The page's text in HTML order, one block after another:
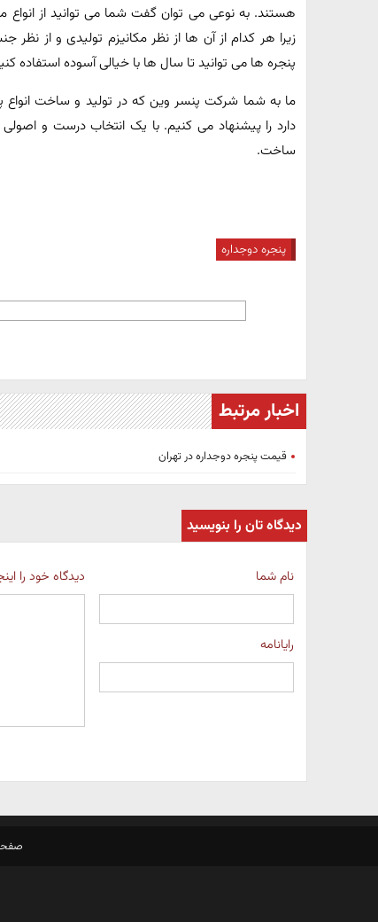
هستند. به نوعی می توان گفت شما می توانید از انواع
زیرا هر کدام از آن ها از نظر مکانیزم تولیدی و از
پنجره ها می توانید تا سال ها با خیالی آسوده استفاده
ما به شما شرکت پنسر وین که در تولید و ساخت
دارد را پیشنهاد می کنیم. با یک انتخاب درست و اصولی
ساخت.
پنجره دوجداره
اخبار مرتبط
قیمت پنجره دوجداره در تهران
دیدگاه تان را بنویسید
نام شما
رایانامه
دیدگاه خود را